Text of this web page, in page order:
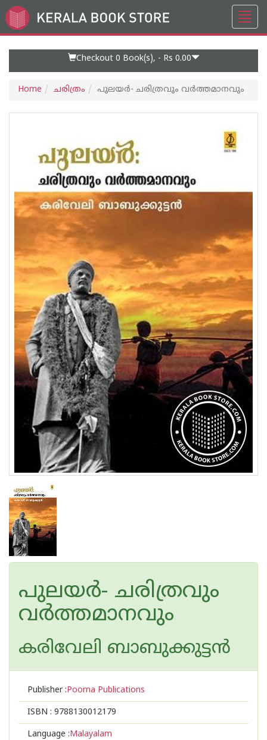
Go
to
Checkout 0 Book(s), - Rs 0.00
Home ചരിത്രം പുലയര്‍- ചരിത്രവും വര്‍ത്തമാനവും
പുലയര്‍- ചരിത്രവും
വര്‍ത്തമാനവും
കരിവേലി ബാബുക്കുട്ടന്‍
Publisher :Poorna Publications
ISBN : 9788130012179
Language :Malayalam